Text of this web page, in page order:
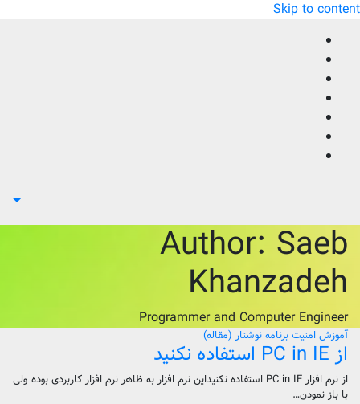
Skip to content
Author: Saeb
Khanzadeh
Programmer and Computer Engineer
آموزشامنیتبرنامهنوشتار (مقاله)
از PC in IE استفاده نکنید
از نرم افزار PC in IE استفاده نکنیداین نرم افزار به ظاهر نرم افزار کاربردی بوده ولی
با باز نمودن…